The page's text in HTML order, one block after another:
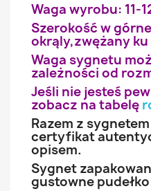
Waga wyrobu: 11-
Szerokość w
okrąly,zwężany ku
Waga sygnetu
zależności od
Jeśli nie jesteś
zobacz na tabelę
Razem z
certyfikat
opisem.
Sygnet
gustowne